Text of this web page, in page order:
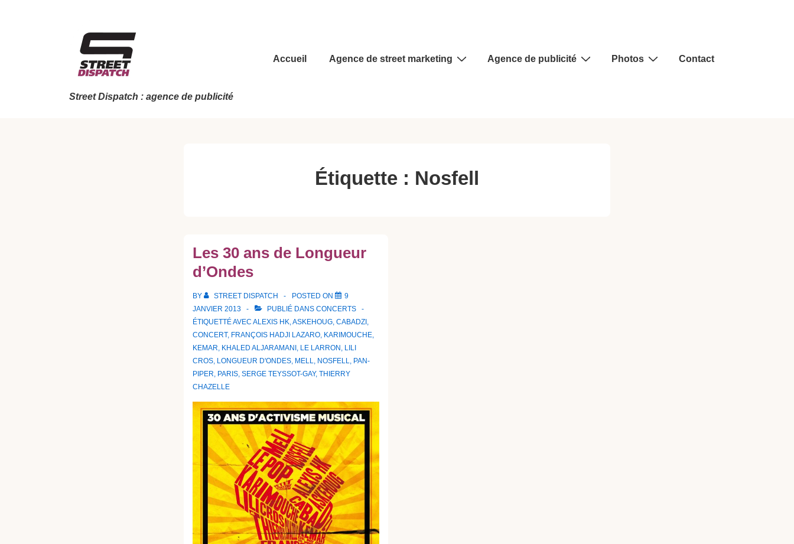
Street Dispatch : agence de publicité
Main
Accueil Agence de street marketing Agence de publicité Photos Contact
Étiquette : Nosfell
Les 30 ans de Longueur
d’Ondes
BY STREET DISPATCH POSTED ON
9
JANVIER 2013
PUBLIÉ DANS CONCERTS
ÉTIQUETTÉ AVEC ALEXIS HK,ASKEHOUG, CABADZI ,
CONCERT, FRANÇOIS HADJI LAZARO, KARIMOUCHE,
KEMAR, KHALED ALJARAMANI , LE LARRON , LILI
CROS, LONGUEUR D'ONDES, MELL, NOSFELL, PAN-
PIPER, PARIS, SERGE TEYSSOT-GAY, THIERRY
CHAZELLE